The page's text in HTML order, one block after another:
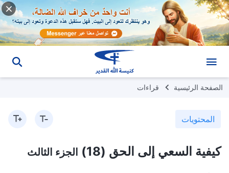
الصفحة الرئيسية قراءات
المحتويات
كيفية السعي إلى الحق (18) الجزء الثالث